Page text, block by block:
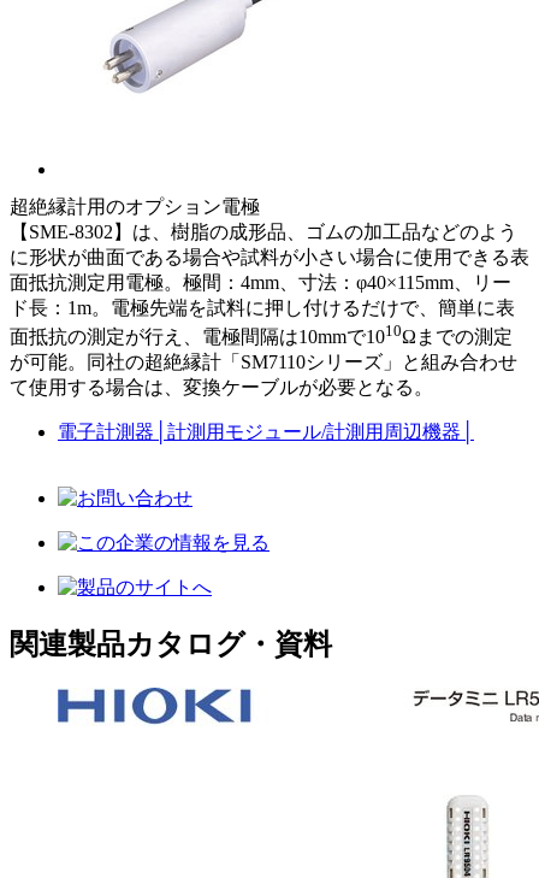
超絶縁計用のオプション電極
【SME-8302】は、樹脂の成形品、ゴムの加工品などのよう
に形状が曲面である場合や試料が小さい場合に使用できる表
面抵抗測定用電極。極間：4mm、寸法：φ40×115mm、リー
ド長：1m。電極先端を試料に押し付けるだけで、簡単に表
面抵抗の測定が行え、電極間隔は10mmで1010Ωまでの測定
が可能。同社の超絶縁計「SM7110シリーズ」と組み合わせ
て使用する場合は、変換ケーブルが必要となる。
電子計測器 計測用モジュール/計測用周辺機器
関連製品カタログ・資料